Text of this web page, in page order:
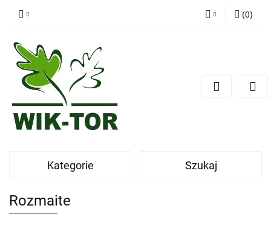
Dodaj zgłoszenie
(0)
Kategorie Szukaj
Rozmaite